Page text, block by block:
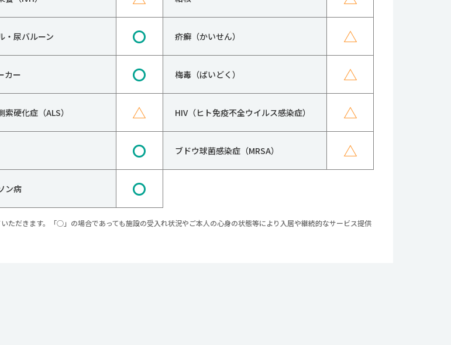
・尿バルーン 〇
カー 〇
索硬化症（ALS） △
〇
ン病 〇
疥癬（かいせん） △
梅毒（ばいどく） △
HIV（ヒト免疫不全ウイルス感染症） △
ブドウ球菌感染症（MRSA） △
だきます。「○」の場合であっても施設の受入れ状況やご本人の心身の状態等により入居や継続的なサービス提供